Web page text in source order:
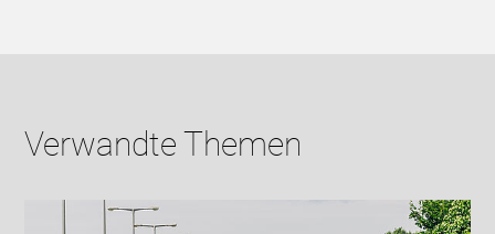
Verwandte Themen